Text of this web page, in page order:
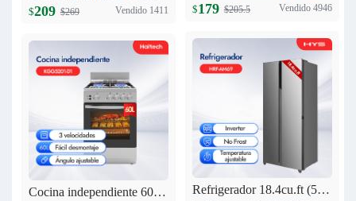
$209 $269 Vendido 1411
Cocina independiente 60L KGG5201-D1
$179 $205.5 Vendido 4946
Refrigerador 18.4cu.ft (521L) Inverter HRF-AM69